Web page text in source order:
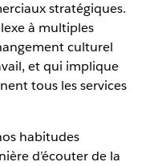
stratégiques.
à multiples
culturel
et qui implique
tous les services
habitudes
d’écouter de la